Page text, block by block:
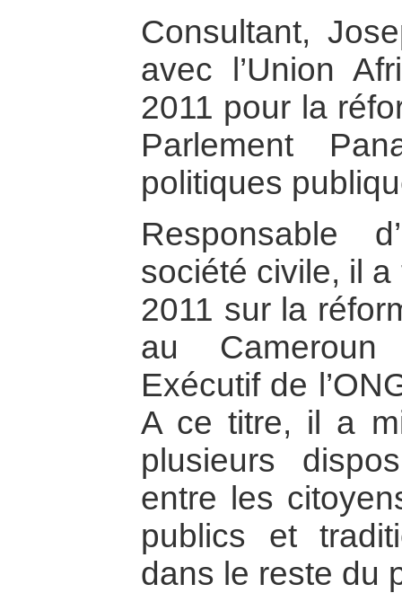
Consultant,
avec l’Union
2011 pour la
Parlement
politiques
Responsable
société civile, il
2011 sur la
au Cameroun
Exécutif de
A ce titre, il a
plusieurs
entre les
publics et
dans le reste du